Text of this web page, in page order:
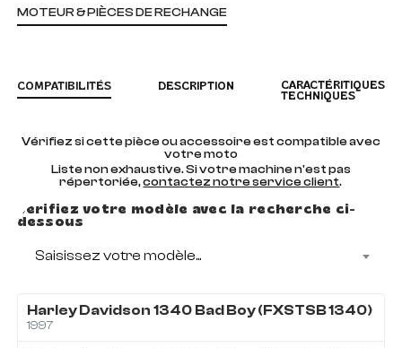
MOTEUR & PIÈCES DE RECHANGE
COMPATIBILITÉS DESCRIPTION
CARACTÉRITIQUES
TECHNIQUES
Vérifiez si cette pièce ou accessoire est compatible avec
votre moto
Liste non exhaustive. Si votre machine n'est pas
répertoriée,contactez notre service client.
Vérifiez votre modèle avec la recherche ci-
dessous
Saisissez votre modèle...
Harley Davidson 1340 Bad Boy (FXSTSB 1340)
1997